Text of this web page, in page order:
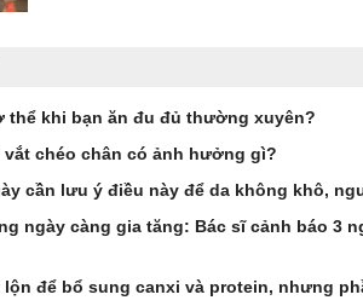
thể khi bạn ăn đu đủ thường xuyên?
chéo chân có ảnh hưởng gì?
cần lưu ý điều này để da không khô,
ngày càng gia tăng: Bác sĩ cảnh báo 3
để bổ sung canxi và protein, nhưng